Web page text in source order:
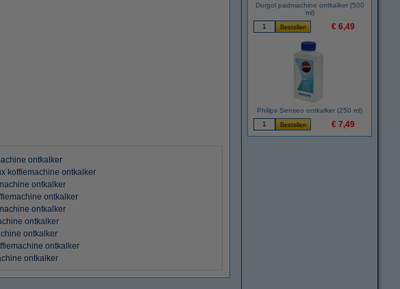
ontkalker
koffiemachine ontkalker
ontkalker
ontkalker
ontkalker
ontkalker
ontkalker
ontkalker
ontkalker
Durgol padmachine ontkalker (500
ml)
€ 6,49
Philips Senseo ontkalker (250 ml)
€ 7,49